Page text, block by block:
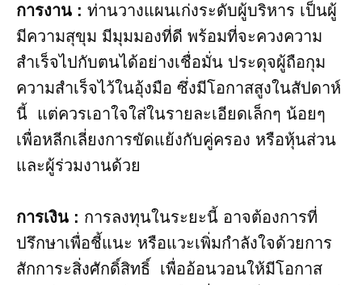
การงาน​ : ท่านวางแผนเก่งระดับผู้บริหาร เป็นผู้
มีความสุขุม มีมุมมองที่ดี พร้อมที่จะควงความ
สำเร็จไปกับตนได้อย่างเชื่อมั่น ประดุจผู้ถือกุม
ความสำเร็จไว้ในอุ้งมือ ซึ่งมีโอกาสสูงในสัปดาห์
นี้ แต่ควรเอาใจใส่ในรายละเอียดเล็กๆ น้อยๆ
เพื่อหลีกเลี่ยงการขัดแย้งกับคู่ครอง หรือหุ้นส่วน
และผู้ร่วมงานด้วย
การเงิน : การลงทุนในระยะนี้ อาจต้องการที่
ปรึกษาเพื่อชี้แนะ หรือแวะเพิ่มกำลังใจด้วยการ
สักการะสิ่งศักดิ์สิทธิ์ เพื่ออ้อนวอนให้มีโอกาส